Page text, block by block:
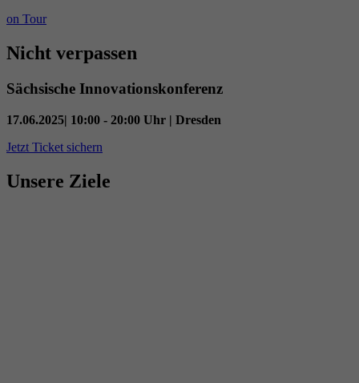
on Tour
Nicht verpassen
Sächsische Innovationskonferenz
17.06.2025| 10:00 - 20:00 Uhr | Dresden
Jetzt Ticket sichern
Unsere Ziele